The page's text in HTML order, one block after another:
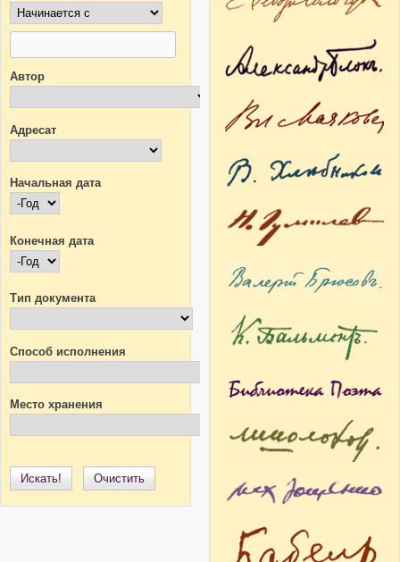
Автор
Адресат
Начальная дата
Начальная дата
Год
Конечная дата
Конечная дата
Год
Тип документа
Способ исполнения
Место хранения